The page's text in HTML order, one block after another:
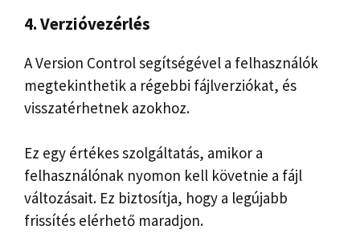
4. Verzióvezérlés
A Version Control segítségével a felhasználók
megtekinthetik a régebbi fájlverziókat, és
visszatérhetnek azokhoz.
Ez egy értékes szolgáltatás, amikor a
felhasználónak nyomon kell követnie a fájl
változásait. Ez biztosítja, hogy a legújabb
frissítés elérhető maradjon.